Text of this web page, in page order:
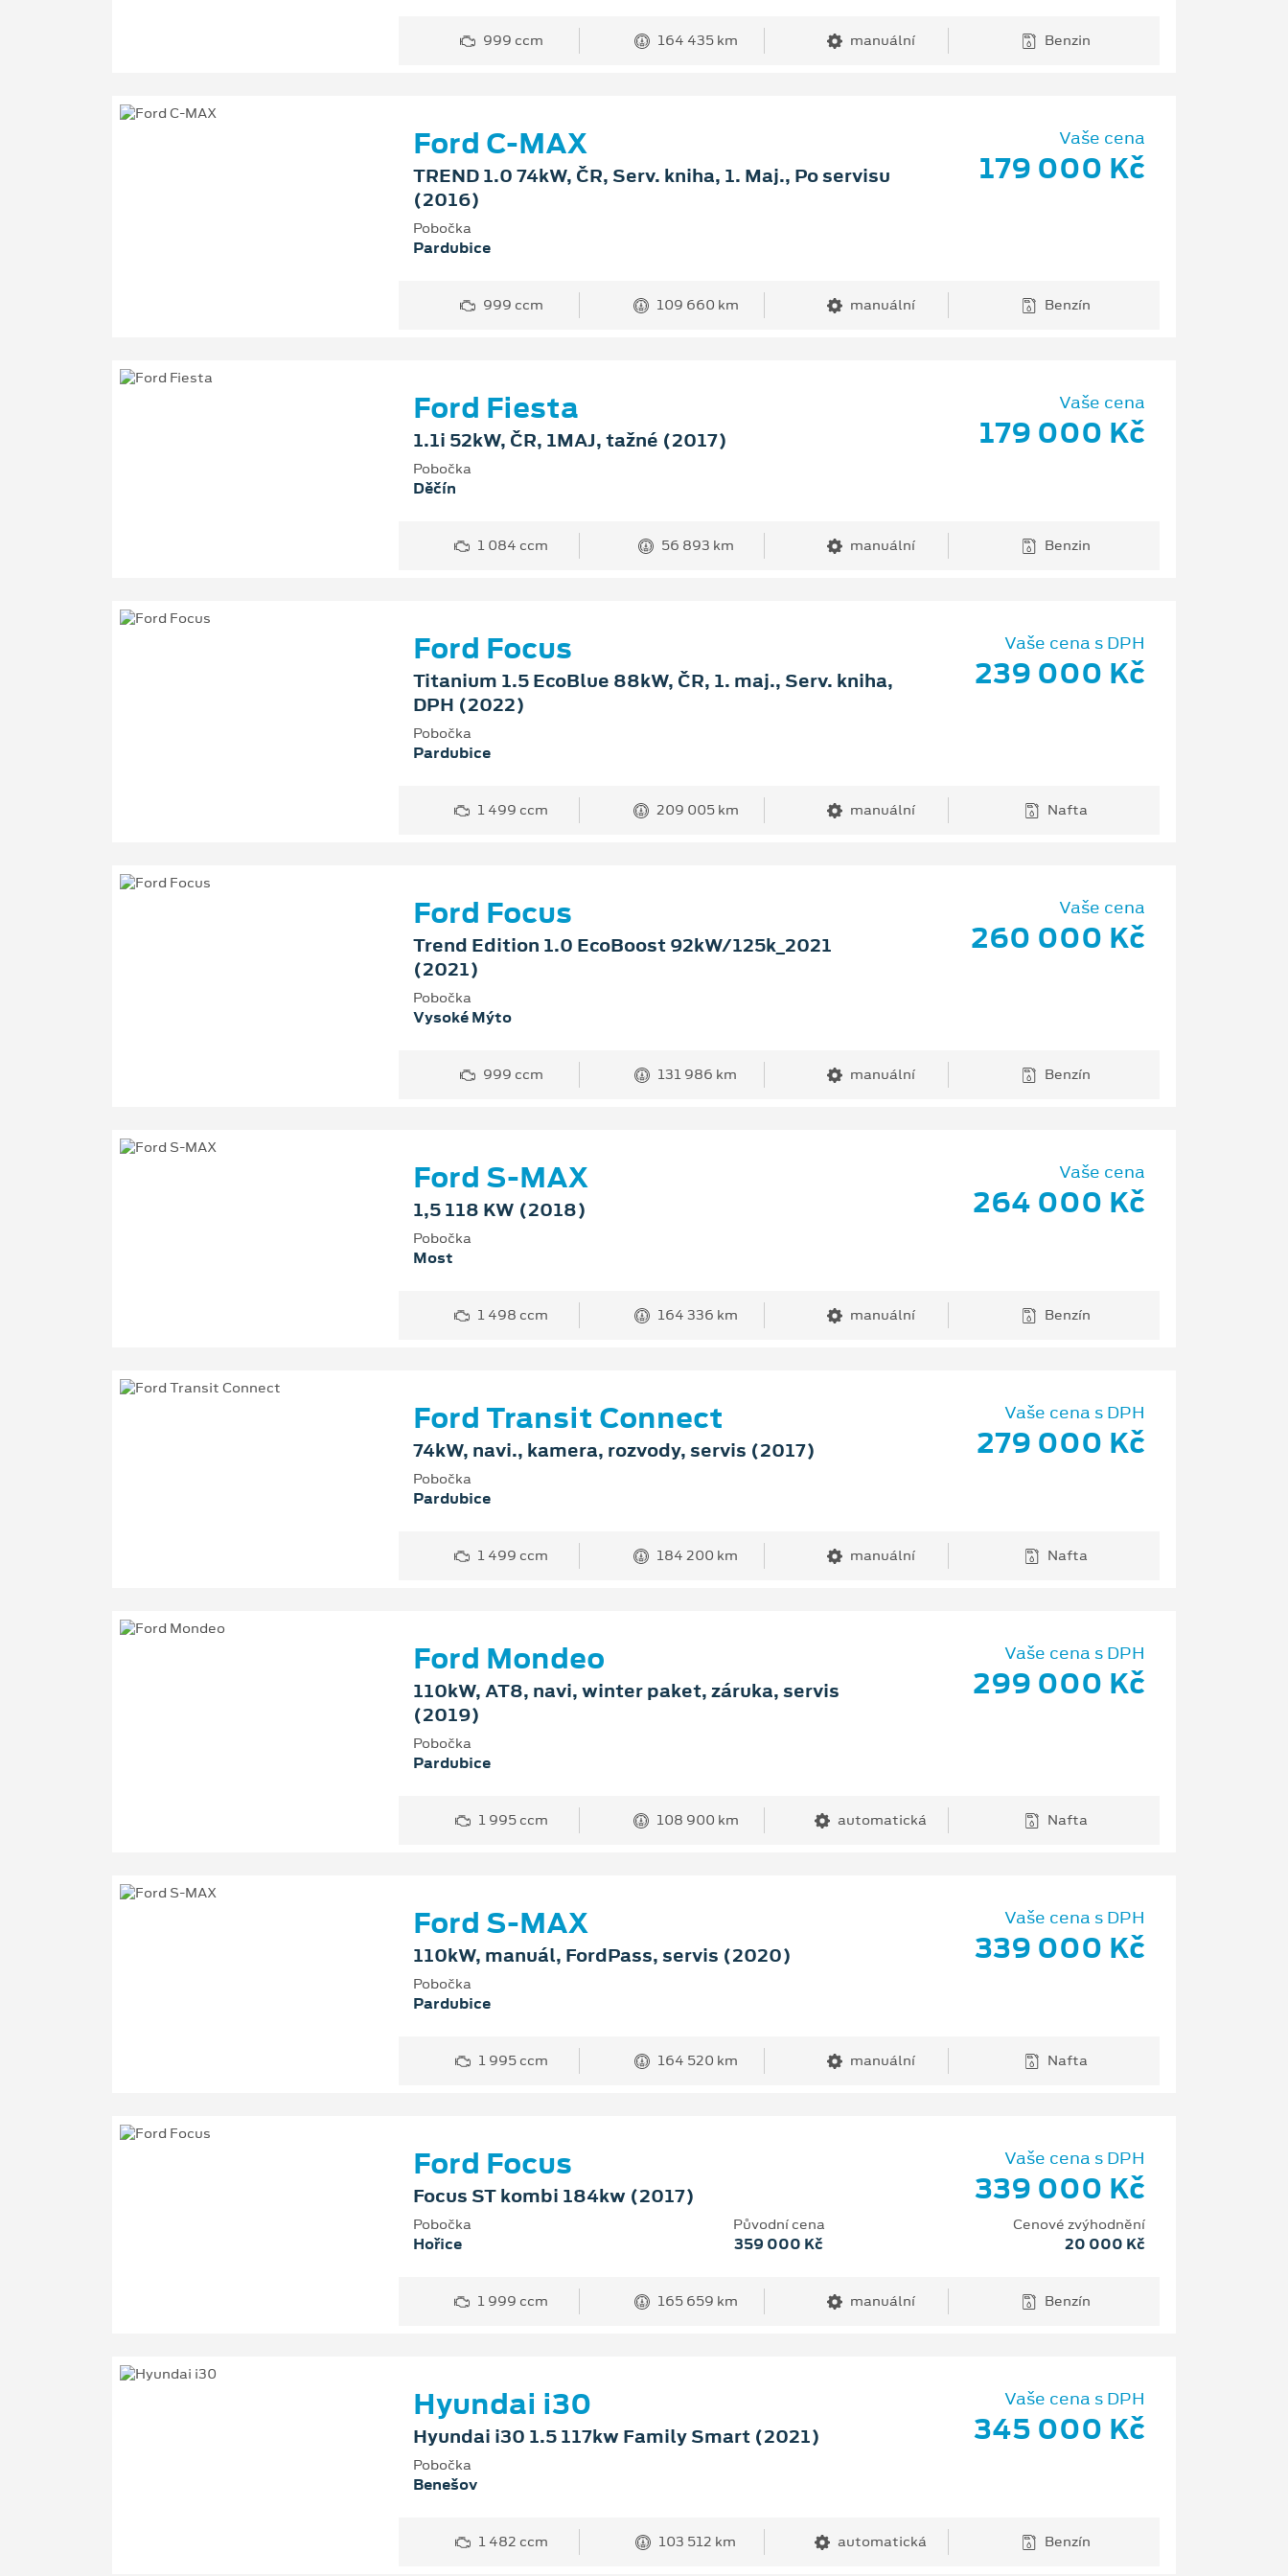
999 ccm 164 435 km manuální Benzin
Ford C-MAX
TREND 1.0 74kW, ČR, Serv. kniha, 1. Maj., Po servisu
(2016)
Vaše cena
179 000 Kč
Pobočka
Pardubice
999 ccm 109 660 km manuální Benzín
Ford Fiesta
1.1i 52kW, ČR, 1MAJ, tažné (2017)
Vaše cena
179 000 Kč
Pobočka
Děčín
1 084 ccm 56 893 km manuální Benzin
Ford Focus
Titanium 1.5 EcoBlue 88kW, ČR, 1. maj., Serv. kniha,
DPH (2022)
Vaše cena s DPH
239 000 Kč
Pobočka
Pardubice
1 499 ccm 209 005 km manuální Nafta
Ford Focus
Trend Edition 1.0 EcoBoost 92kW/125k_2021
(2021)
Vaše cena
260 000 Kč
Pobočka
Vysoké Mýto
999 ccm 131 986 km manuální Benzín
Ford S-MAX
1,5 118 KW (2018)
Vaše cena
264 000 Kč
Pobočka
Most
1 498 ccm 164 336 km manuální Benzín
Ford Transit Connect
74kW, navi., kamera, rozvody, servis (2017)
Vaše cena s DPH
279 000 Kč
Pobočka
Pardubice
1 499 ccm 184 200 km manuální Nafta
Ford Mondeo
110kW, AT8, navi, winter paket, záruka, servis
(2019)
Vaše cena s DPH
299 000 Kč
Pobočka
Pardubice
1 995 ccm 108 900 km automatická Nafta
Ford S-MAX
110kW, manuál, FordPass, servis (2020)
Vaše cena s DPH
339 000 Kč
Pobočka
Pardubice
1 995 ccm 164 520 km manuální Nafta
Ford Focus
Focus ST kombi 184kw (2017)
Vaše cena s DPH
339 000 Kč
Pobočka
Hořice
Původní cena
359 000 Kč
Cenové zvýhodnění
20 000 Kč
1 999 ccm 165 659 km manuální Benzín
Hyundai i30
Hyundai i30 1.5 117kw Family Smart (2021)
Vaše cena s DPH
345 000 Kč
Pobočka
Benešov
1 482 ccm 103 512 km automatická Benzín